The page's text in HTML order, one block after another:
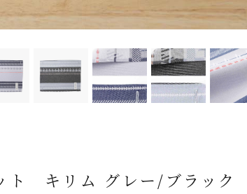
ト キリム グレー/ブラック